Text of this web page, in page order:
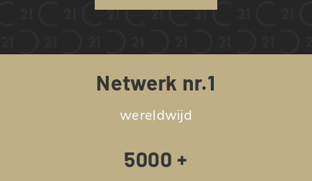
Netwerk nr.1
wereldwijd
5000 +